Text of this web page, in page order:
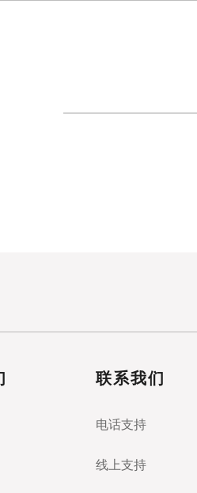
联系我们
电话支持
线上支持